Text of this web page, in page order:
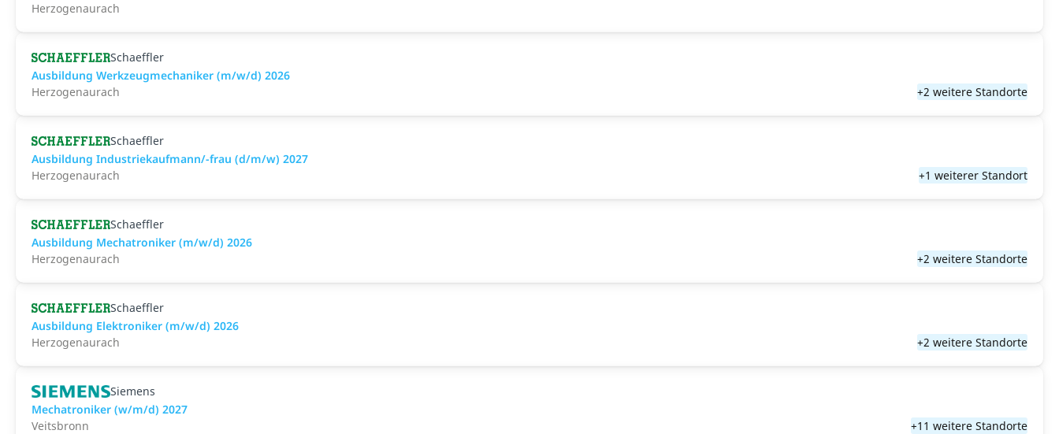
Herzogenaurach
Schaeffler
Ausbildung Werkzeugmechaniker (m/w/d) 2026
Herzogenaurach
+2 weitere Standorte
Schaeffler
Ausbildung Industriekaufmann/-frau (d/m/w) 2027
Herzogenaurach
+1 weiterer Standort
Schaeffler
Ausbildung Mechatroniker (m/w/d) 2026
Herzogenaurach
+2 weitere Standorte
Schaeffler
Ausbildung Elektroniker (m/w/d) 2026
Herzogenaurach
+2 weitere Standorte
Siemens
Mechatroniker (w/m/d) 2027
Veitsbronn
+11 weitere Standorte